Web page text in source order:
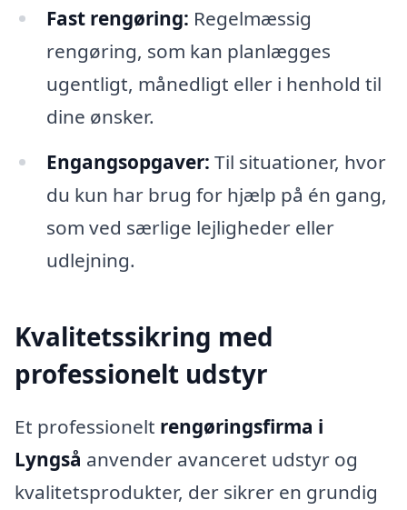
Fast rengøring: Regelmæssig
rengøring, som kan planlægges
ugentligt, månedligt eller i henhold til
dine ønsker.
Engangsopgaver: Til situationer, hvor
du kun har brug for hjælp på én gang,
som ved særlige lejligheder eller
udlejning.
Kvalitetssikring med
professionelt udstyr
Et professionelt rengøringsfirma i
Lyngså anvender avanceret udstyr og
kvalitetsprodukter, der sikrer en grundig